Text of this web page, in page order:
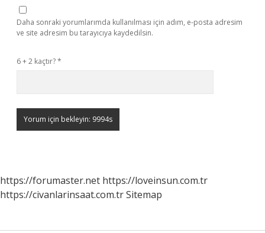
Daha sonraki yorumlarımda kullanılması için adım, e-posta adresim
ve site adresim bu tarayıcıya kaydedilsin.
6 + 2 kaçtır?*
https://forumaster.net https://loveinsun.com.tr
https://civanlarinsaat.com.trSitemap